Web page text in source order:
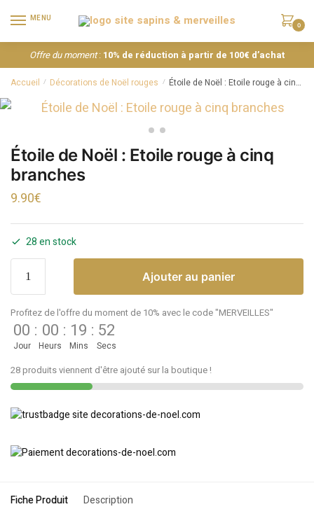
MENU
0
Offre du moment: 10% de réduction à partir de 100€ d’achat
Accueil / Décorations de Noël rouges / Étoile de Noël : Etoile rouge à cinq branches
Étoile de Noël : Etoile rouge à cinq
branches
9.90€
28 en stock
Ajouter au panier
Profitez de l'offre du moment de 10% avec le code "MERVEILLES"
00
Jour
: 00
Heurs
: 19
Mins
: 52
Secs
28 produits viennent d'être ajouté sur la boutique !
Fiche Produit Description